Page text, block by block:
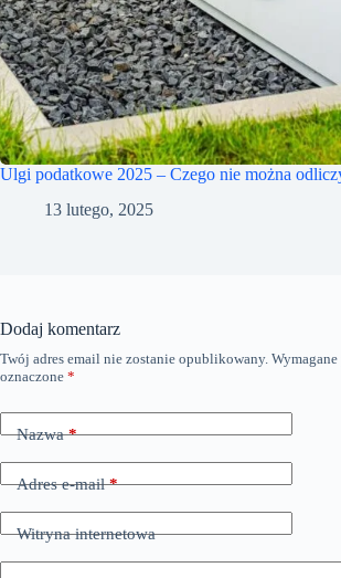
Ulgi podatkowe 2025 – Czego nie można
13 lutego, 2025
Dodaj komentarz
Twój adres email nie zostanie opublikowany. Wymagane
oznaczone *
Nazwa*
Adres e-mail*
Witryna internetowa